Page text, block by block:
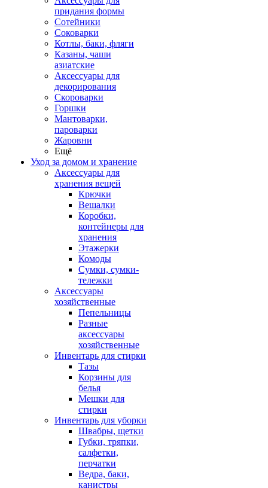
придания формы
Сотейники
Соковарки
Котлы, баки, фляги
Казаны, чаши
азиатские
Аксессуары для
декорирования
Скороварки
Горшки
Мантоварки,
пароварки
Жаровни
Ещё
Уход за домом и хранение
Аксессуары для
хранения вещей
Крючки
Вешалки
Коробки,
контейнеры для
хранения
Этажерки
Комоды
Сумки, сумки-
тележки
Аксессуары
хозяйственные
Пепельницы
Разные
аксессуары
хозяйственные
Инвентарь для стирки
Тазы
Корзины для
белья
Мешки для
стирки
Инвентарь для уборки
Швабры, щетки
Губки, тряпки,
салфетки,
перчатки
Ведра, баки,
канистры